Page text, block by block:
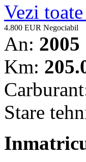
Vezi
4.800 EUR Negociabil
An: 2005
Km:
Stare